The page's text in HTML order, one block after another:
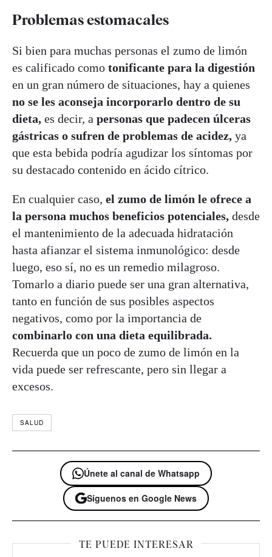
Problemas estomacales
Si bien para muchas personas el zumo de limón
es calificado como tonificante para la digestión
en un gran número de situaciones, hay a quienes
no se les aconseja incorporarlo dentro de su
dieta, es decir, a personas que padecen úlceras
gástricas o sufren de problemas de acidez, ya
que esta bebida podría agudizar los síntomas por
su destacado contenido en ácido cítrico.
En cualquier caso, el zumo de limón le ofrece a
la persona muchos beneficios potenciales, desde
el mantenimiento de la adecuada hidratación
hasta afianzar el sistema inmunológico: desde
luego, eso sí, no es un remedio milagroso.
Tomarlo a diario puede ser una gran alternativa,
tanto en función de sus posibles aspectos
negativos, como por la importancia de
combinarlo con una dieta equilibrada.
Recuerda que un poco de zumo de limón en la
vida puede ser refrescante, pero sin llegar a
excesos.
SALUD
Únete al canal de Whatsapp
Síguenos en Google News
TE PUEDE INTERESAR